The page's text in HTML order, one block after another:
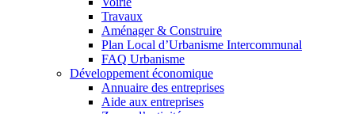
Travaux
Aménager & Construire
Plan Local d’Urbanisme Intercommunal
FAQ Urbanisme
Développement économique
Annuaire des entreprises
Aide aux entreprises